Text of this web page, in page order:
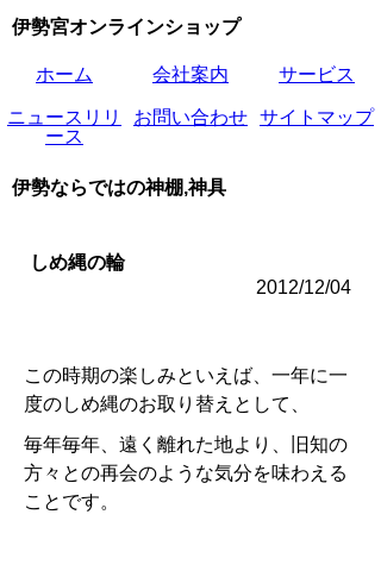
伊勢宮オンラインショップ
ホーム 会社案内 サービス
ニュースリリ
ース
お問い合わせ サイトマップ
伊勢ならではの神棚,神具
しめ縄の輪
2012/12/04
この時期の楽しみといえば、一年に一
度のしめ縄のお取り替えとして、
毎年毎年、遠く離れた地より、旧知の
方々との再会のような気分を味わえる
ことです。